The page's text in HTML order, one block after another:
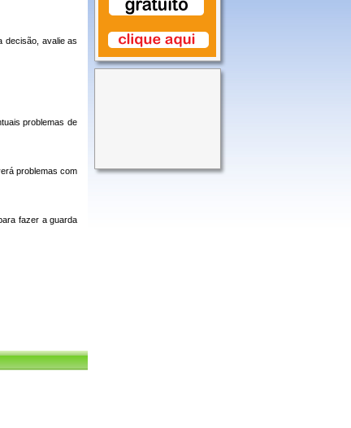
decisão, avalie as
problemas de
problemas com
fazer a guarda